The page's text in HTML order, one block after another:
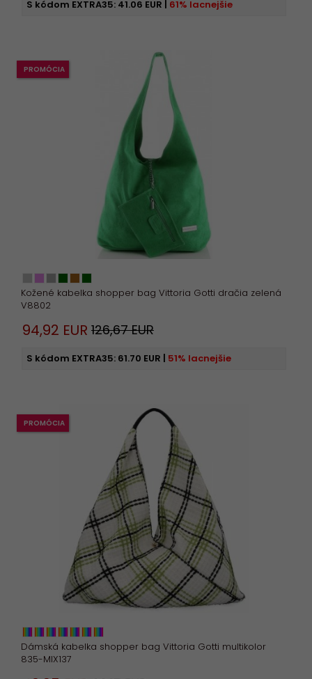
S kódom EXTRA35: 41.06 EUR 61% lacnejšie
Kožené kabelka shopper bag Vittoria Gotti dračia zelená
V8802
PROMÓCIA
94,92 EUR 126,67 EUR
S kódom EXTRA35: 61.70 EUR 51% lacnejšie
Dámská kabelka shopper bag Vittoria Gotti multikolor
835-MIX137
PROMÓCIA